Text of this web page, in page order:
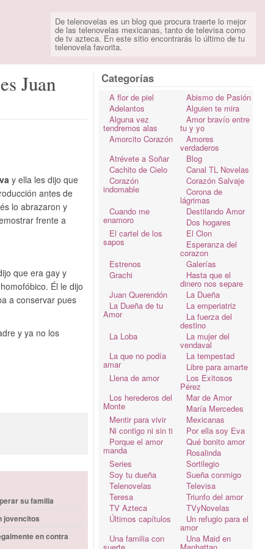
De telenovelas es un blog que procura traerte lo mejor
de las telenovelas mexicanas, tanto de televisa como
de tv azteca. En este sitio encontrarás lo último de tu
telenovela favorita.
Juan
y ella les dijo que
antes de
lo abrazaron y
frente a
que era gay y
Él le dijo
a conservar pues
y ya no los
su familia
jovencitos
en contra
Categorías
A flor de piel
Abismo de Pasión
Adelantos
Alguien te mira
Alguna vez
tendremos alas
Amor bravío entre
tu y yo
Amorcito Corazón
Amores
verdaderos
Atrévete a Soñar
Blog
Cachito de Cielo
Canal TL Novelas
Corazón
indomable
Corazón Salvaje
Corona de
lágrimas
Cuando me
enamoro
Destilando Amor
Dos hogares
El cartel de los
sapos
El Clon
Esperanza del
corazon
Estrenos
Galerías
Grachi
Hasta que el
dinero nos separe
Juan Querendón
La Dueña
La Dueña de tu
Amor
La emperiatriz
La fuerza del
destino
La Loba
La mujer del
vendaval
La que no podía
amar
La tempestad
Libre para amarte
Llena de amor
Los Exitosos
Pérez
Los herederos del
Monte
Mar de Amor
María Mercedes
Mentir para vivir
Mexicanas
Ni contigo ni sin ti
Por ella soy Eva
Porque el amor
manda
Qué bonito amor
Rosalinda
Series
Sortilegio
Soy tu dueña
Sueña conmigo
Telenovelas
Televisa
Teresa
Triunfo del amor
TV Azteca
TVyNovelas
Últimos capítulos
Un refugio para el
amor
Una familia con
Una Maid en